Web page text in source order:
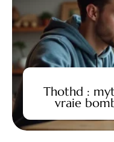
Thothd :
vraie